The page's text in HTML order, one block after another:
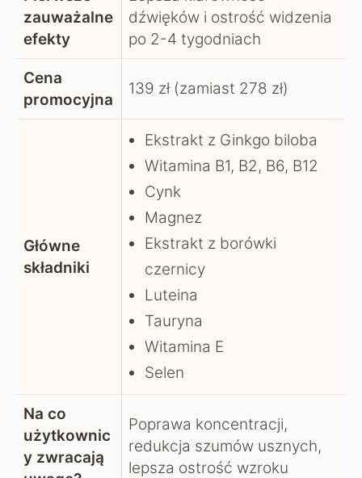
zauważalne
efekty
dźwięków i ostrość widzenia
po 2-4 tygodniach
Cena
promocyjna
139 zł (zamiast 278 zł)
Główne
składniki
Ekstrakt z Ginkgo biloba
Witamina B1, B2, B6, B12
Cynk
Magnez
Ekstrakt z borówki
czernicy
Luteina
Tauryna
Witamina E
Selen
Na co
użytkownic
y zwracają
Poprawa koncentracji,
redukcja szumów usznych,
lepsza ostrość wzroku